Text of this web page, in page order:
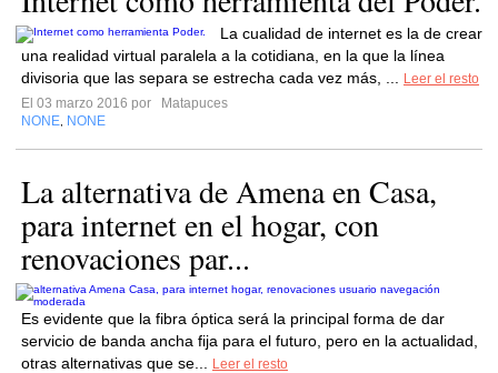
La cualidad de internet es la de crear
una realidad virtual paralela a la cotidiana, en la que la línea
divisoria que las separa se estrecha cada vez más, ...
Leer el resto
El 03 marzo 2016 por
Matapuces
NONE NONE
La alternativa de Amena en Casa,
para internet en el hogar, con
renovaciones par...
Es evidente que la fibra óptica será la principal forma de dar
servicio de banda ancha fija para el futuro, pero en la actualidad,
otras alternativas que se...
Leer el resto